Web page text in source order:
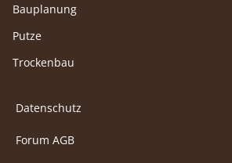
Bauplanung
Putze
Trockenbau
Datenschutz
Forum AGB